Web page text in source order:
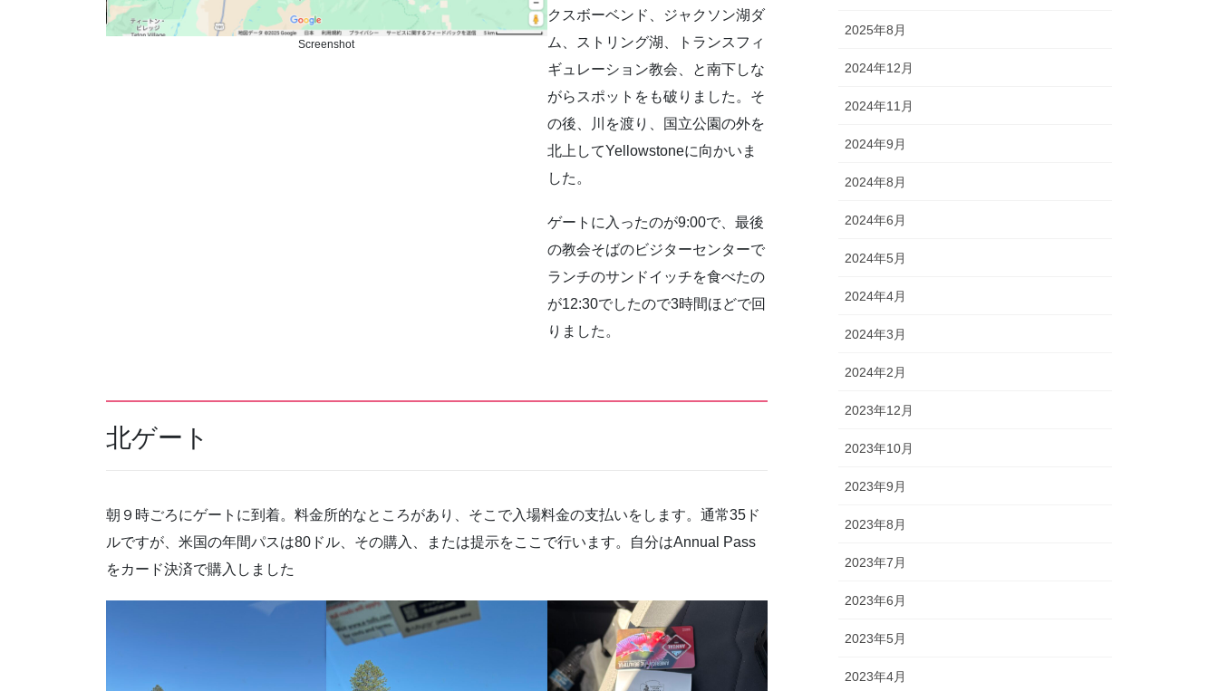
Screenshot
クスボーベンド、ジャクソン湖ダ
ム、ストリング湖、トランスフィ
ギュレーション教会、と南下しな
がらスポットをも破りました。そ
の後、川を渡り、国立公園の外を
北上してYellowstoneに向かいま
した。
ゲートに入ったのが9:00で、最後
の教会そばのビジターセンターで
ランチのサンドイッチを食べたの
が12:30でしたので3時間ほどで回
りました。
北ゲート
朝９時ごろにゲートに到着。料金所的なところがあり、そこで入場料金の支払いをします。通常35ド
ルですが、米国の年間パスは80ドル、その購入、または提示をここで行います。自分はAnnual Pass
をカード決済で購入しました
2025年8月
2024年12月
2024年11月
2024年9月
2024年8月
2024年6月
2024年5月
2024年4月
2024年3月
2024年2月
2023年12月
2023年10月
2023年9月
2023年8月
2023年7月
2023年6月
2023年5月
2023年4月